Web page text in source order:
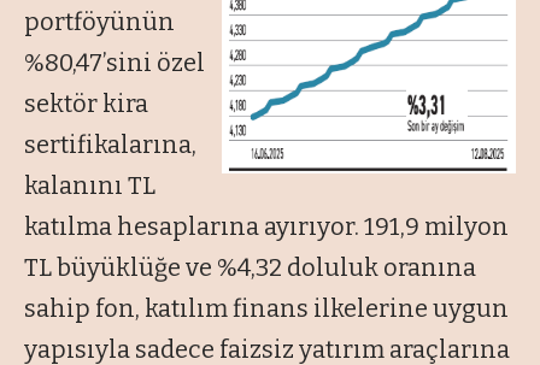
portföyünün
%80,47’sini özel
sektör kira
sertifikalarına,
kalanını TL
katılma hesaplarına ayırıyor. 191,9 milyon
TL büyüklüğe ve %4,32 doluluk oranına
sahip fon, katılım finans ilkelerine uygun
yapısıyla sadece faizsiz yatırım araçlarına